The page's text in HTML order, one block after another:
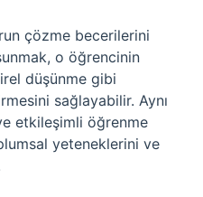
çözme becerilerini
o öğrencinin
düşünme gibi
sağlayabilir. Aynı
etkileşimli öğrenme
yeteneklerini ve